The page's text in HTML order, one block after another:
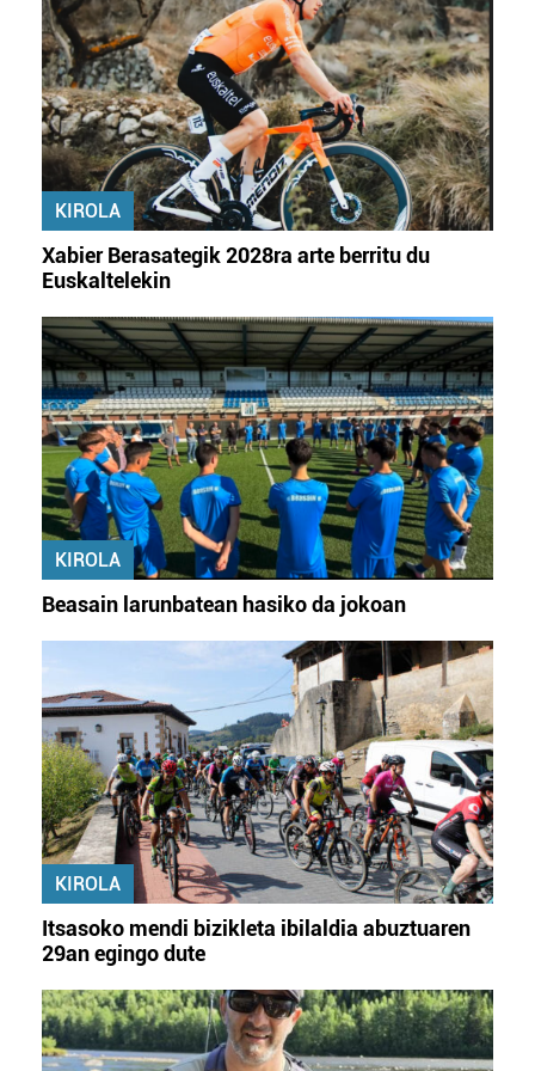
fitxategiak erabiltzen ditu. Zure esperientzia eta
zerbitzuak hobetzeko asmoz, cookie teknologiaz
baliatzen gara. Ohar hau onartuz gero, teknologia hori
erabiltzeko baimen esplizitua ematen diguzu. Gehiago
irakurri
KIROLA
Xabier Berasategik 2028ra arte berritu du
Euskaltelekin
KIROLA
Beasain larunbatean hasiko da jokoan
KIROLA
Itsasoko mendi bizikleta ibilaldia abuztuaren
29an egingo dute